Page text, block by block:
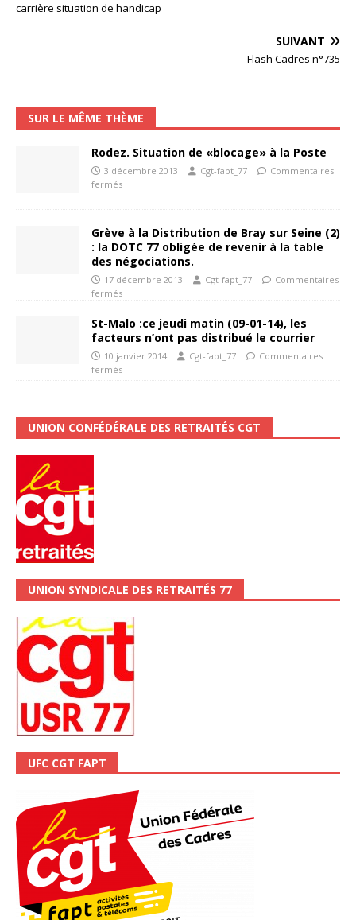
carrière situation de handicap
SUIVANT
Flash Cadres n°735
SUR LE MÊME THÈME
Rodez. Situation de «blocage» à la Poste
3 décembre 2013 Cgt-fapt_77
Commentaires
fermés
Grève à la Distribution de Bray sur Seine (2)
: la DOTC 77 obligée de revenir à la table
des négociations.
17 décembre 2013 Cgt-fapt_77
Commentaires
fermés
St-Malo :ce jeudi matin (09-01-14), les
facteurs n’ont pas distribué le courrier
10 janvier 2014 Cgt-fapt_77
Commentaires
fermés
UNION CONFÉDÉRALE DES RETRAITÉS CGT
UNION SYNDICALE DES RETRAITÉS 77
UFC CGT FAPT